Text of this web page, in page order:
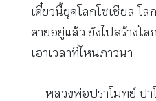
เดี๋ยวนี้ยุคโลกโซเชียล โ
ตายอยู่แล้ว ยังไปสร้างโ
เอาเวลาที่ไหนภาวนา
หลวงพ่อปราโมทย์ ปา